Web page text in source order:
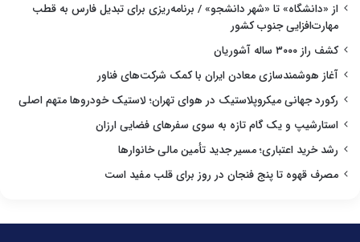
از «دانشگاه» تا «شهر دانشجو» / برنامه‌ریزی برای تبدیل فارس به قطب
مهارت‌افزایی جنوب کشور
کشف راز ۳۰۰۰ ساله آشوریان
آغاز هوشمندسازی معادن ایران با کمک شرکت‌های فناور
رکورد جهانی میکروپلاستیک در هوای تهران؛ لاستیک خودروها متهم اصلی
استارشیپ و یک گام تازه به سوی سفرهای فضایی ارزان
رشد خرید اعتباری؛ مسیر جدید تأمین مالی خانوارها
مصرف قهوه تا پنج فنجان در روز برای قلب مفید است